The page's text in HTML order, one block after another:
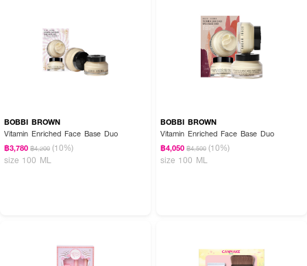
BOBBI BROWN
Vitamin Enriched Face Base Duo
฿3,780 ฿4,200 (10%)
size 100 ML
BOBBI BROWN
Vitamin Enriched Face Base Duo​
฿4,050 ฿4,500 (10%)
size 100 ML